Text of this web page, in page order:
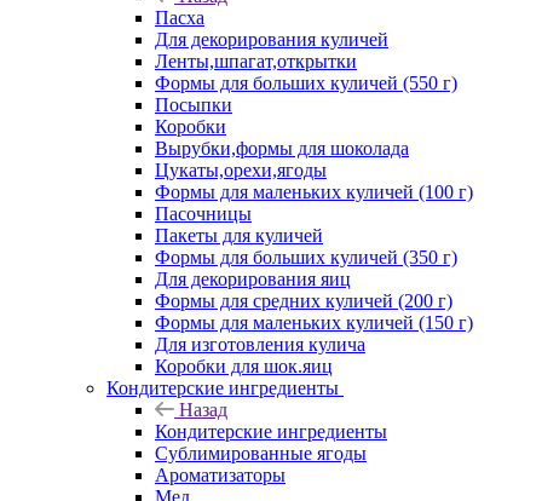
Пасха
Для декорирования куличей
Ленты,шпагат,открытки
Формы для больших куличей (550 г)
Посыпки
Коробки
Вырубки,формы для шоколада
Цукаты,орехи,ягоды
Формы для маленьких куличей (100 г)
Пасочницы
Пакеты для куличей
Формы для больших куличей (350 г)
Для декорирования яиц
Формы для средних куличей (200 г)
Формы для маленьких куличей (150 г)
Для изготовления кулича
Коробки для шок.яиц
Кондитерские ингредиенты
Назад
Кондитерские ингредиенты
Сублимированные ягоды
Ароматизаторы
Мед